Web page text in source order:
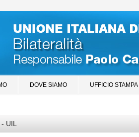
DOVE SIAMO UFFICIO STAMPA
UIL